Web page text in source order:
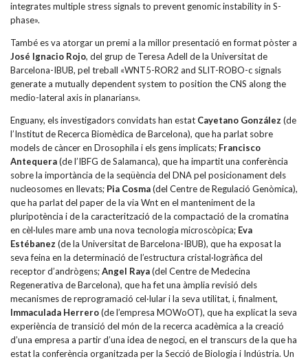
integrates multiple stress signals to prevent genomic instability in S-
phase».
També es va atorgar un premi a la millor presentació en format pòster a
José Ignacio Rojo, del grup de Teresa Adell de la Universitat de
Barcelona-IBUB, pel treball «WNT5-ROR2 and SLIT-ROBO-c signals
generate a mutually dependent system to position the CNS along the
medio-lateral axis in planarians».
Enguany, els investigadors convidats han estat Cayetano González (de
l’Institut de Recerca Biomèdica de Barcelona), que ha parlat sobre
models de càncer en Drosophila i els gens implicats; Francisco
Antequera(de l’IBFG de Salamanca), que ha impartit una conferència
sobre la importància de la seqüència del DNA pel posicionament dels
nucleosomes en llevats; Pia Cosma(del Centre de Regulació Genòmica),
que ha parlat del paper de la via Wnt en el manteniment de la
pluripotència i de la caracterització de la compactació de la cromatina
en cèl·lules mare amb una nova tecnologia microscòpica; Eva
Estébanez (de la Universitat de Barcelona-IBUB), que ha exposat la
seva feina en la determinació de l’estructura cristal·logràfica del
receptor d’andrògens;Angel Raya(del Centre de Medecina
Regenerativa de Barcelona), que ha fet una àmplia revisió dels
mecanismes de reprogramació cel·lular i la seva utilitat, i, finalment,
Immaculada Herrero(de l’empresa MOWoOT), que ha explicat la seva
experiència de transició del món de la recerca acadèmica a la creació
d’una empresa a partir d’una idea de negoci, en el transcurs de la que ha
estat la conferència organitzada per la Secció de Biologia i Indústria. Un